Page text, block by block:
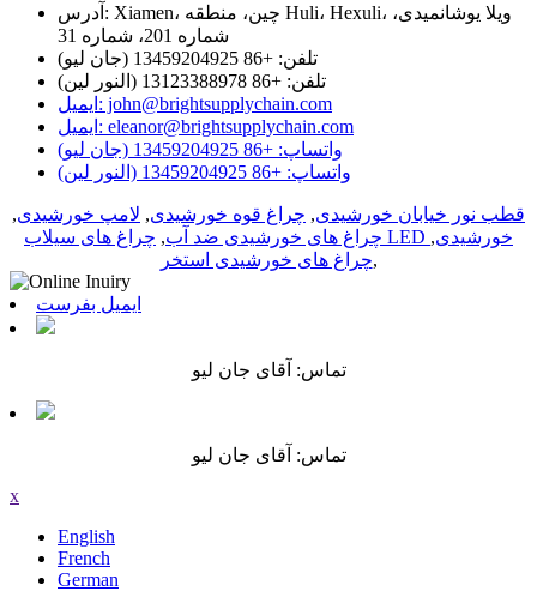
آدرس: Xiamen، چین، منطقه Huli، Hexuli، ویلا یوشانمیدی،
شماره 201، شماره 31
تلفن: +86 13459204925 (جان لیو)
تلفن: +86 13123388978 (النور لین)
ایمیل: john@brightsupplychain.com
ایمیل: eleanor@brightsupplychain.com
واتساپ: +86 13459204925 (جان لیو)
واتساپ: +86 13459204925 (النور لین)
قطب نور خیابان خورشیدی, چراغ قوه خورشیدی, لامپ خورشیدی,
چراغ های خورشیدی ضد آب, چراغ های سیلاب LED خورشیدی,
چراغ های خورشیدی استخر,
ایمیل بفرست
تماس: آقای جان لیو
تماس: آقای جان لیو
x
English
French
German